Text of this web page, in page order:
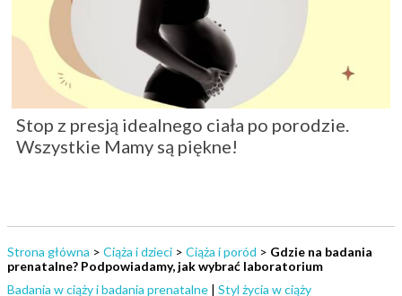
Stop z presją idealnego ciała po porodzie.
Wszystkie Mamy są piękne!
Strona główna > Ciąża i dzieci > Ciąża i poród > Gdzie na badania
prenatalne? Podpowiadamy, jak wybrać laboratorium
Badania w ciąży i badania prenatalne
Styl życia w ciąży